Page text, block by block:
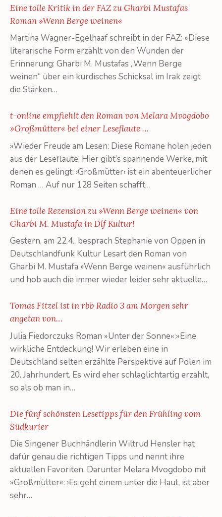
Eine tolle Kritik in der FAZ zu Gharbi Mustafas
Roman »Wenn Berge weinen«
Martina Wagner-Egelhaaf schreibt in der FAZ: »Diese
literarische Form erzählt von den Wunden der
Erinnerung: Gharbi M. Mustafas „Wenn Berge
weinen“ über ein kurdisches Schicksal im Irak zeigt
die Stärken…
t-online empfiehlt den Roman von Melara Mvogdobo
»Großmütter« bei einer Leseflaute …
»Wieder Freude am Lesen: Diese Romane holen jeden
aus der Leseflaute. Hier gibt’s spannende Werke, mit
denen es gelingt: ›Großmütter‹ ist ein abenteuerlicher
Roman … Auf nur 128 Seiten schafft…
Eine tolle Rezension zu »Wenn Berge weinen« von
Gharbi M. Mustafa in Dlf Kultur!
Gestern, am 22.4., besprach Stephanie von Oppen in
Deutschlandfunk Kultur Lesart den Roman von
Gharbi M. Mustafa »Wenn Berge weinen« ausführlich
und hob auch die immer wieder leider sehr aktuelle…
Tomas Fitzel ist in rbb Radio 3 am Morgen sehr
angetan von…
Julia Fiedorczuks Roman »Unter der Sonne«:»Eine
wirkliche Entdeckung! Wir erleben eine in
Deutschland selten erzählte Perspektive auf Polen im
20. Jahrhundert. Es wird eher schlaglichtartig erzählt,
so als ob man in…
Die fünf schönsten Lesetipps für den Frühling vom
Südkurier
Die Singener Buchhändlerin Wiltrud Hensler hat
dafür genau die richtigen Tipps und nennt ihre
aktuellen Favoriten. Darunter Melara Mvogdobo mit
»Großmütter«: ›Es geht einem unter die Haut, ist aber
sehr…